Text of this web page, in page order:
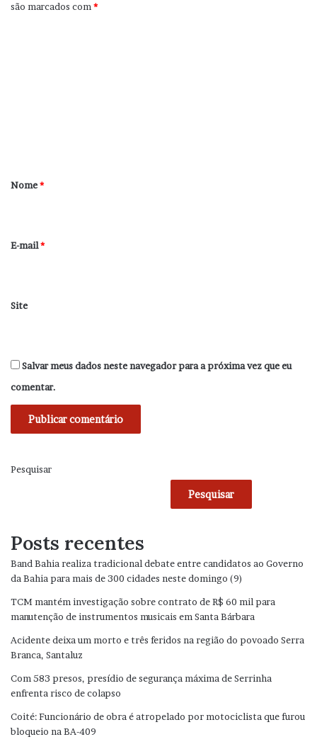
são marcados com *
r
*
Nome*
E-mail*
Site
Salvar meus dados neste navegador para a próxima vez que eu
comentar.
Pesquisar
Pesquisar
Posts recentes
Band Bahia realiza tradicional debate entre candidatos ao Governo
da Bahia para mais de 300 cidades neste domingo (9)
TCM mantém investigação sobre contrato de R$ 60 mil para
manutenção de instrumentos musicais em Santa Bárbara
Acidente deixa um morto e três feridos na região do povoado Serra
Branca, Santaluz
Com 583 presos, presídio de segurança máxima de Serrinha
enfrenta risco de colapso
Coité: Funcionário de obra é atropelado por motociclista que furou
bloqueio na BA-409